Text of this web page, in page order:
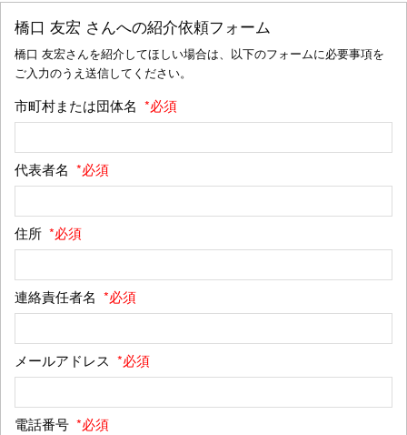
橋口 友宏 さんへの紹介依頼フォーム
橋口 友宏さんを紹介してほしい場合は、以下のフォームに必要事項を
ご入力のうえ送信してください。
市町村または団体名 *必須
代表者名 *必須
住所 *必須
連絡責任者名 *必須
メールアドレス *必須
電話番号 *必須